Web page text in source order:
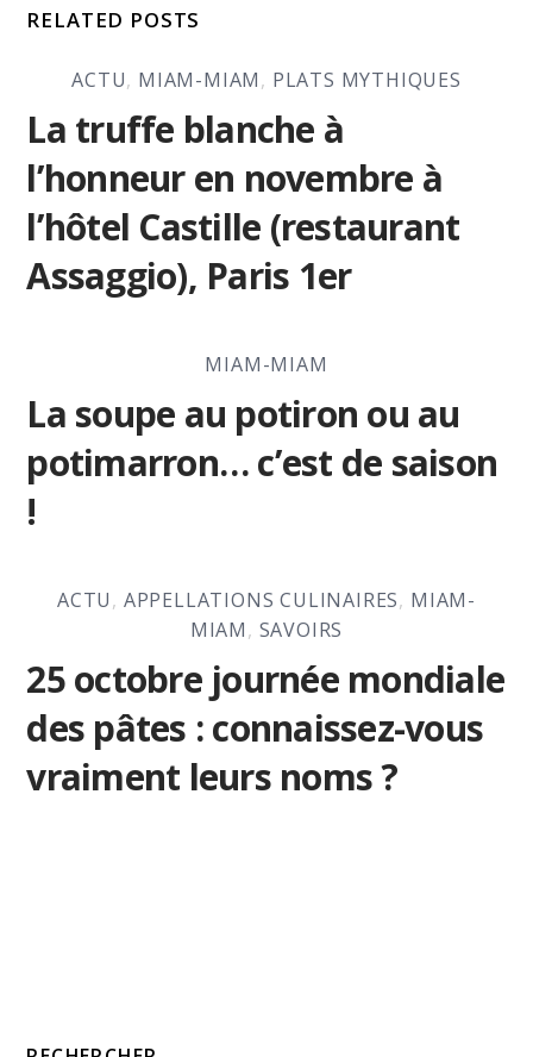
RELATED POSTS
ACTU, MIAM-MIAM, PLATS MYTHIQUES
La truffe blanche à
l’honneur en novembre à
l’hôtel Castille (restaurant
Assaggio), Paris 1er
MIAM-MIAM
La soupe au potiron ou au
potimarron… c’est de saison
!
ACTU, APPELLATIONS CULINAIRES, MIAM-
MIAM, SAVOIRS
25 octobre journée mondiale
des pâtes : connaissez-vous
vraiment leurs noms ?